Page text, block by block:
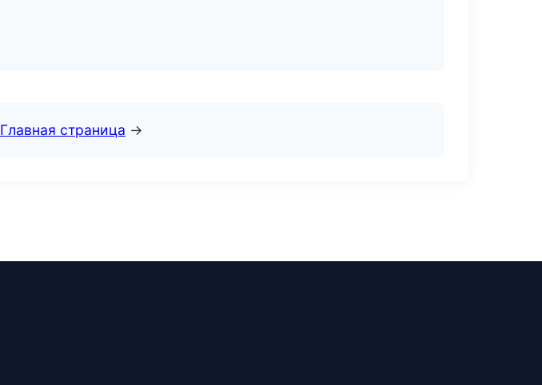
Главная страница →